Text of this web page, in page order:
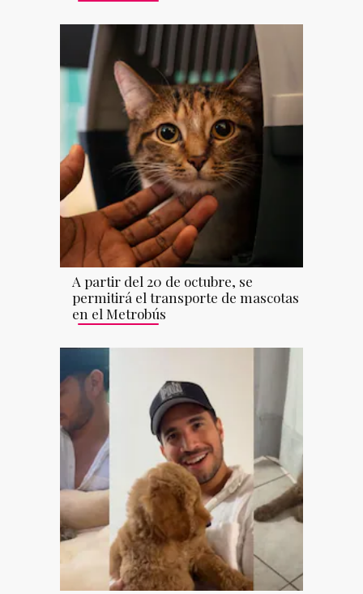
A partir del 20 de octubre, se
permitirá el transporte de mascotas
en el Metrobús